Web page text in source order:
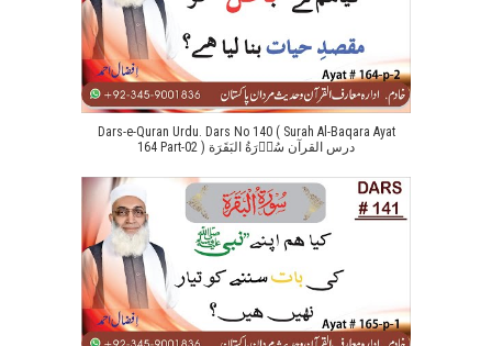
Dars-e-Quran Urdu. Dars No 140 ( Surah Al-Baqara Ayat
164 Part-02 ) درس القرآن سُوۡرَةُ البَقَرَة